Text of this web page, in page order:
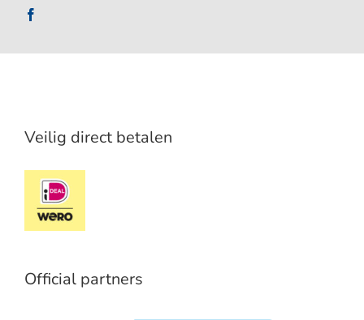
Veilig direct betalen
Official partners